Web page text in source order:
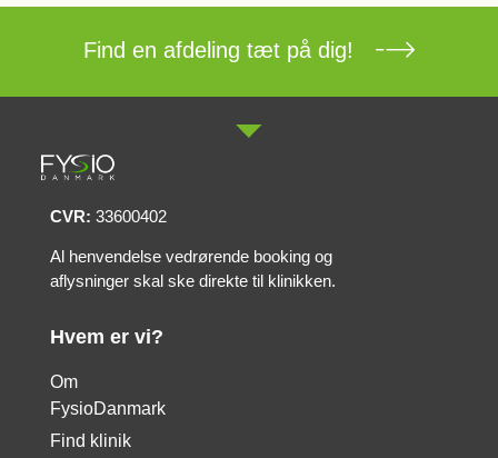
Find en afdeling tæt på dig!
CVR: 33600402
Al henvendelse vedrørende booking og
aflysninger skal ske direkte til klinikken.
Hvem er vi?
Om
FysioDanmark
Find klinik